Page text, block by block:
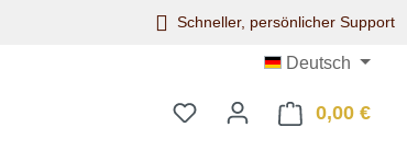
Schneller, persönlicher Support
Deutsch
0,00 €